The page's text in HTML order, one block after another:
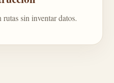
sin inventar datos.